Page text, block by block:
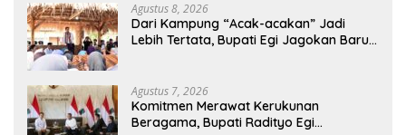
Agustus 8, 2026
Dari Kampung “Acak-acakan” Jadi
Lebih Tertata, Bupati Egi Jagokan Baru
Agustus 7, 2026
Komitmen Merawat Kerukunan
Beragama, Bupati Radityo Egi